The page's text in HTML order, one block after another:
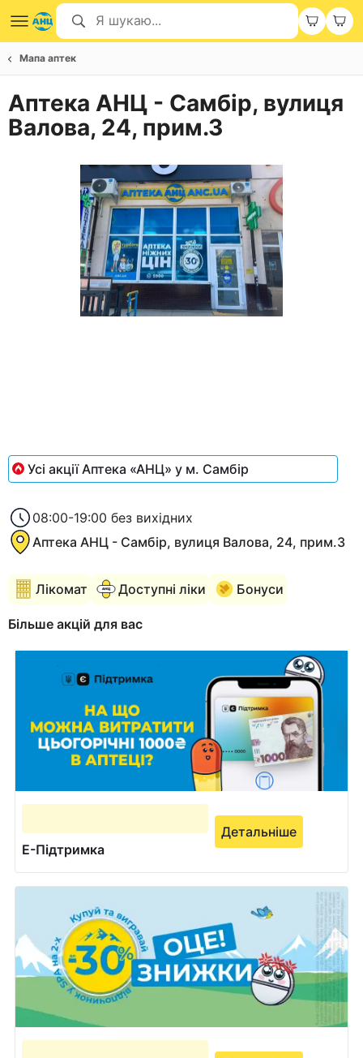
Мапа аптек
Аптека АНЦ - Самбір, вулиця
Валова, 24, прим.3
Усі акції Аптека «АНЦ» у м. Самбір
08:00-19:00 без вихідних
Аптека АНЦ - Самбір, вулиця Валова, 24, прим.3
Лікомат Доступні ліки Бонуси
Більше акцій для вас
Е-Підтримка
Детальніше